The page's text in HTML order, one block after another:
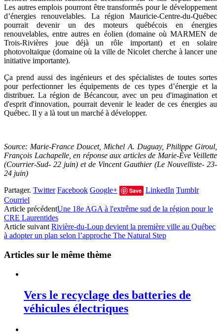
Les autres emplois pourront être transformés pour le développement
d’énergies renouvelables. La région Mauricie-Centre-du-Québec
pourrait devenir un des moteurs québécois en énergies
renouvelables, entre autres en éolien (domaine où MARMEN de
Trois-Rivières joue déjà un rôle important) et en solaire
photovoltaïque (domaine où la ville de Nicolet cherche à lancer une
initiative importante).
Ça prend aussi des ingénieurs et des spécialistes de toutes sortes
pour perfectionner les équipements de ces types d’énergie et la
distribuer. La région de Bécancour, avec un peu d'imagination et
d'esprit d'innovation, pourrait devenir le leader de ces énergies au
Québec. Il y a là tout un marché à développer.
Source: Marie-France Doucet, Michel A. Duguay, Philippe Giroul,
François Lachapelle, en réponse aux articles de Marie-Ève Veillette
(Courrier-Sud- 22 juin) et de Vincent Gauthier (Le Nouvelliste- 23-
24 juin)
Partager. Twitter Facebook Google+ Save LinkedIn Tumblr
Courriel
Article précédentUne 18e AGA à l'extrême sud de la région pour le
CRE Laurentides
Article suivant Rivière-du-Loup devient la première ville au Québec
à adopter un plan selon l’approche The Natural Step
Articles sur le même thème
Vers le recyclage des batteries de
véhicules électriques